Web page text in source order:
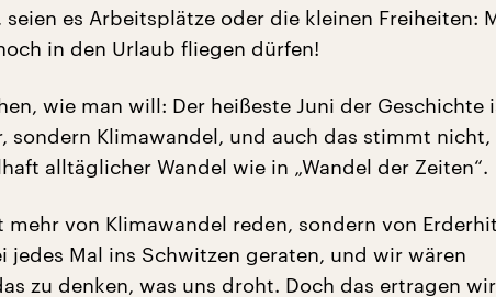
es Arbeitsplätze oder die kleinen Freiheiten:
in den Urlaub fliegen dürfen!
wie man will: Der heißeste Juni der Geschichte
sondern Klimawandel, und auch das stimmt nicht,
alltäglicher Wandel wie in „Wandel der Zeiten“.
von Klimawandel reden, sondern von
jedes Mal ins Schwitzen geraten, und wir wären
zu denken, was uns droht. Doch das ertragen wir